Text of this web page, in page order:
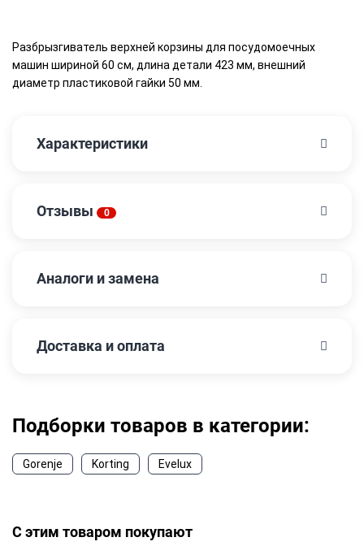
Разбрызгиватель верхней корзины для посудомоечных
машин шириной 60 см, длина детали 423 мм, внешний
диаметр пластиковой гайки 50 мм.
Характеристики
Отзывы 0
Аналоги и замена
Доставка и оплата
Подборки товаров в категории:
Gorenje Korting Evelux
С этим товаром покупают